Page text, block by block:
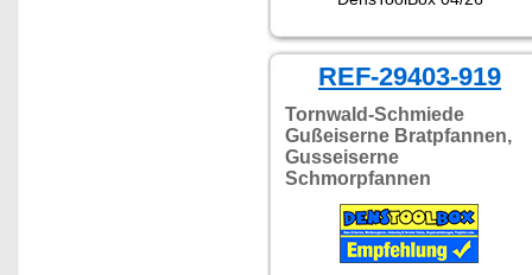
REF-29403-919
Tornwald-Schmiede
Gußeiserne Bratpfannen,
Gusseiserne
Schmorpfannen